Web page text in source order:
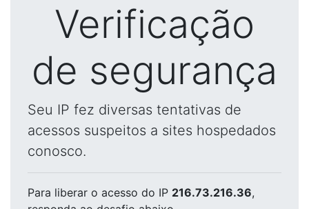
Verificação
de segurança
Seu IP fez diversas tentativas de
acessos suspeitos a sites hospedados
conosco.
Para liberar o acesso do IP 216.73.216.36,